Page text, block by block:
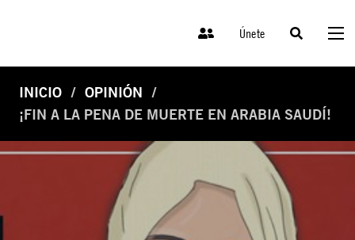
Únete
INICIO
OPINIÓN
¡FIN A LA PENA DE MUERTE EN ARABIA SAUDÍ!